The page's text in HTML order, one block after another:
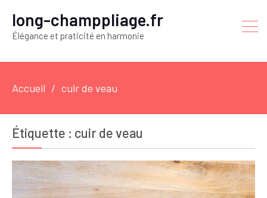
long-champpliage.fr
Élégance et praticité en harmonie
Accueil cuir de veau
Étiquette : cuir de veau